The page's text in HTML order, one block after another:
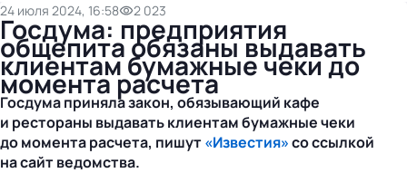
24 июля 2024, 16:58 2 023
Госдума: предприятия
общепита обязаны выдавать
клиентам бумажные чеки до
момента расчета
Госдума приняла закон, обязывающий кафе
и рестораны выдавать клиентам бумажные чеки
до момента расчета, пишут«Известия»со ссылкой
насайтведомства.